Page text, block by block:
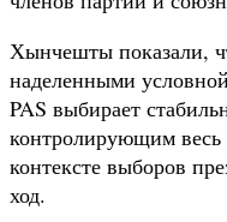
Хынчешты показали,
наделенными
PAS выбирает
контролирующим
контексте выборов
ход.